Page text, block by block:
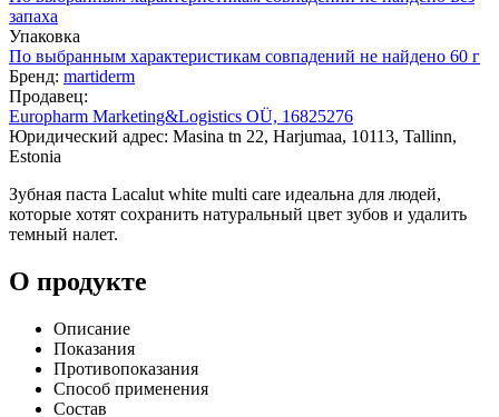
запаха
Упаковка
По выбранным характеристикам совпадений не найдено 60 г
Бренд: martiderm
Продавец:
Europharm Marketing&Logistics OÜ, 16825276
Юридический адрес: Masina tn 22, Harjumaa, 10113, Tallinn,
Estonia
Зубная паста Lacalut white multi care идеальна для людей,
которые хотят сохранить натуральный цвет зубов и удалить
темный налет.
О продукте
Описание
Показания
Противопоказания
Способ применения
Состав